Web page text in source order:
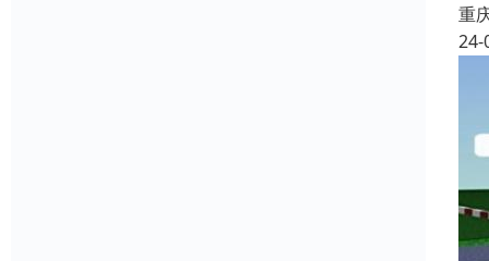
重
24-